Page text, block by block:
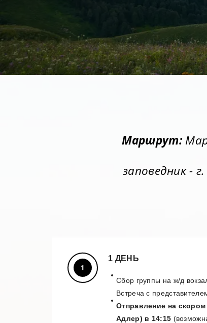
Маршрут:
заповедник -
1 ДЕНЬ
Сбор группы на ж/д
Встреча с
Отправление на
Адлер) в 14:15